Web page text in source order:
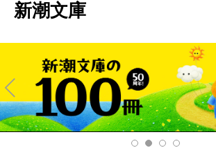
新潮文庫
Pre
v